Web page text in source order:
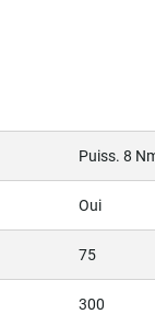
Puiss. 8
Oui
75
300